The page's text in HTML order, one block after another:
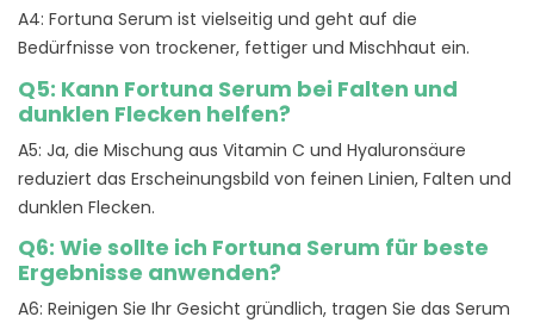
A4: Fortuna Serum ist vielseitig und geht auf die
Bedürfnisse von trockener, fettiger und Mischhaut ein.
Q5: Kann Fortuna Serum bei Falten und
dunklen Flecken helfen?
A5: Ja, die Mischung aus Vitamin C und Hyaluronsäure
reduziert das Erscheinungsbild von feinen Linien, Falten und
dunklen Flecken.
Q6: Wie sollte ich Fortuna Serum für beste
Ergebnisse anwenden?
A6: Reinigen Sie Ihr Gesicht gründlich, tragen Sie das Serum